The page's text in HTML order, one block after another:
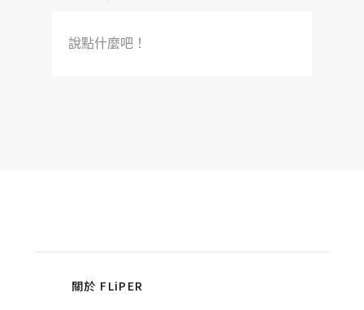
說點什麼吧！
關於 FLiPER